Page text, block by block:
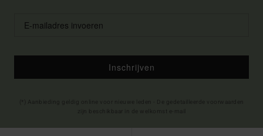
Inschrijven